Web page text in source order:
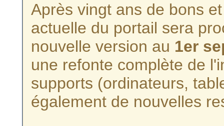
Après vingt ans de bons
actuelle du portail sera
nouvelle version au 1er
une refonte complète de
supports (ordinateurs,
également de nouvelles